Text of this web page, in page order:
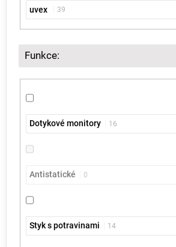
uvex 39
Funkce:
Dotykové monitory 16
Antistatické 0
Styk s potravinami 14